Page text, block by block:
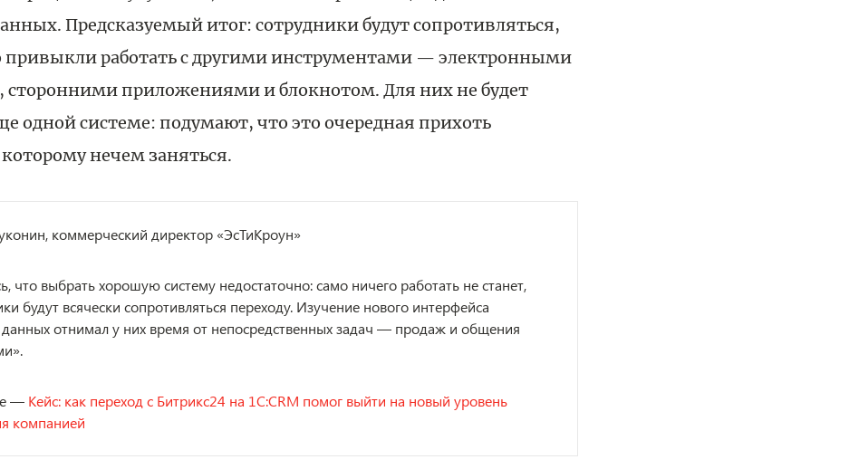
Предсказуемый итог: сотрудники будут сопротивляться,
привыкли работать с другими инструментами — электронными
сторонними приложениями и блокнотом. Для них не будет
одной системе: подумают, что это очередная прихоть
нечем заняться.
коммерческий директор «ЭсТиКроун»
что выбрать хорошую систему недостаточно: само ничего работать не станет,
будут всячески сопротивляться переходу. Изучение нового интерфейса
отнимал у них время от непосредственных задач — продаж и общения
— Кейс: как переход с Битрикс24 на 1C:CRM помог выйти на новый уровень
компанией